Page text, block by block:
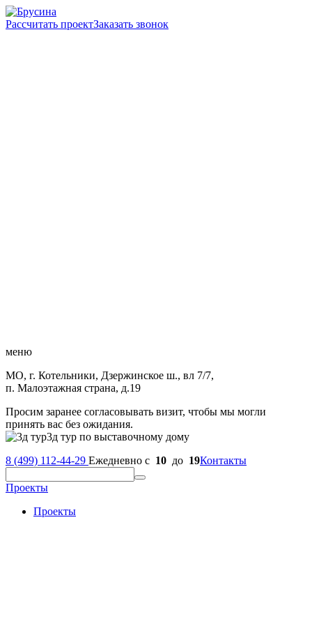
Рассчитать проектЗаказать звонок
меню
МО, г. Котельники, Дзержинское ш., вл 7/7,
п. Малоэтажная страна, д.19
Просим заранее согласовывать визит, чтобы мы могли
принять вас без ожидания.
3д тур по выставочному дому
8 (499) 112-44-29 Ежедневно с 10 до 19Контакты
Проекты
Проекты